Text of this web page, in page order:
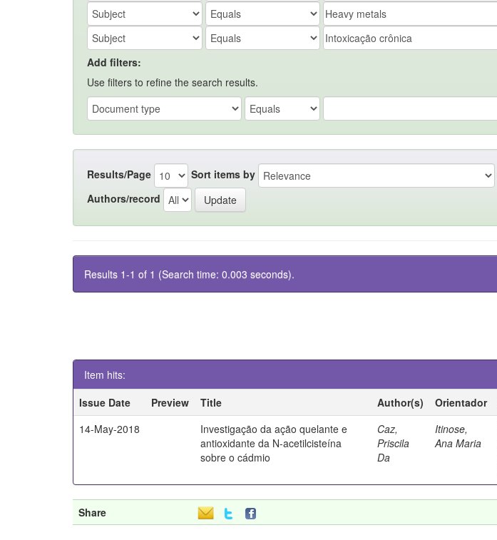
Add filters:
Use filters to refine the search results.
Results/Page Sort items by
Authors/record
Results 1-1 of 1 (Search time: 0.003 seconds).
Item hits:
Issue Date
Preview Title Author(s) Orientador
14-May-2018
Investigação da ação quelante e
antioxidante da N-acetilcisteína
sobre o cádmio
Caz,
Priscila
Da
Itinose,
Ana Maria
Share